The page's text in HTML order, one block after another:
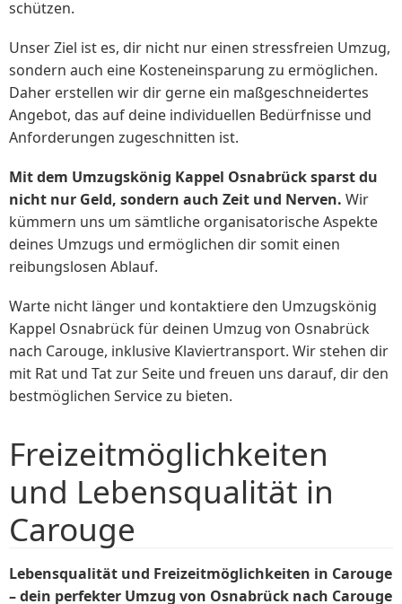
schützen.
Unser Ziel ist es, dir nicht nur einen stressfreien Umzug,
sondern auch eine Kosteneinsparung zu ermöglichen.
Daher erstellen wir dir gerne ein maßgeschneidertes
Angebot, das auf deine individuellen Bedürfnisse und
Anforderungen zugeschnitten ist.
Mit dem Umzugskönig Kappel Osnabrück sparst du
nicht nur Geld, sondern auch Zeit und Nerven. Wir
kümmern uns um sämtliche organisatorische Aspekte
deines Umzugs und ermöglichen dir somit einen
reibungslosen Ablauf.
Warte nicht länger und kontaktiere den Umzugskönig
Kappel Osnabrück für deinen Umzug von Osnabrück
nach Carouge, inklusive Klaviertransport. Wir stehen dir
mit Rat und Tat zur Seite und freuen uns darauf, dir den
bestmöglichen Service zu bieten.
Freizeitmöglichkeiten
und Lebensqualität in
Carouge
Lebensqualität und Freizeitmöglichkeiten in Carouge
– dein perfekter Umzug von Osnabrück nach Carouge